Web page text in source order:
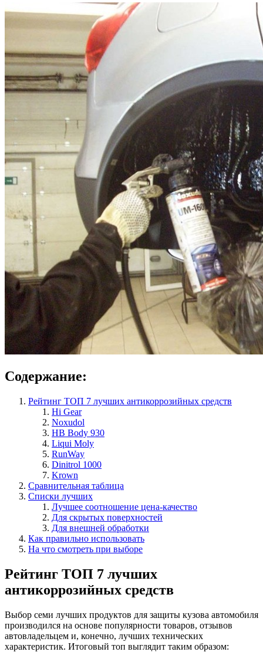
Содержание:
Рейтинг ТОП 7 лучших антикоррозийных средств
Hi Gear
Noxudol
HB Body 930
Liqui Moly
RunWay
Dinitrol 1000
Krown
Сравнительная таблица
Списки лучших
Лучшее соотношение цена-качество
Для скрытых поверхностей
Для внешней обработки
Как правильно использовать
На что смотреть при выборе
Рейтинг ТОП 7 лучших
антикоррозийных средств
Выбор семи лучших продуктов для защиты кузова автомобиля
производился на основе популярности товаров, отзывов
автовладельцем и, конечно, лучших технических
характеристик. Итоговый топ выглядит таким образом: